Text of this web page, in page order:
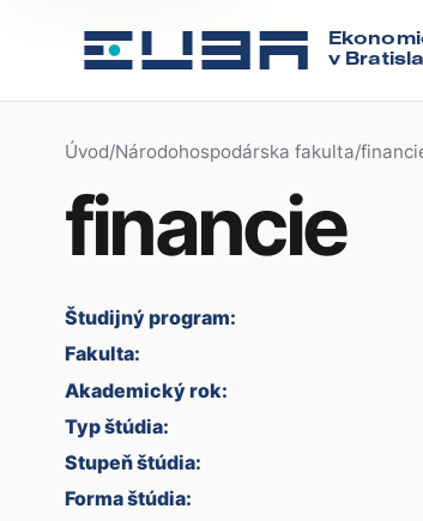
v
Úvod/Národohospodárska fakulta/
financie
Študijný program:
Fakulta:
Akademický rok:
Typ štúdia:
Stupeň štúdia:
Forma štúdia: